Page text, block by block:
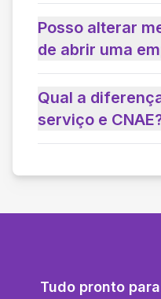
Posso alterar
de abrir uma
Qual a
serviço e
Tudo pronto